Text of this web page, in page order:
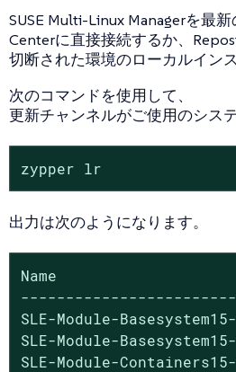
SUSE Multi-Linux Managerを最
Centerに直接接続するか、
切断された環境のローカルイン
次のコマンドを使用して、
更新チャンネルがご使用のシス
zypper lr
出力は次のようになります。
Name
SLE-Module-
SLE-Module-
SLE-Module-